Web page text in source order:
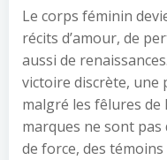
Le corps féminin
récits d’amour, de
aussi de
victoire discrète, une
malgré les fêlures de
marques ne sont pas
de force, des